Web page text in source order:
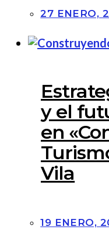
27 ENERO,
y el
en
Vila
19 ENERO,